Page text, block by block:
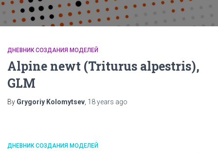
ДНЕВНИК СОЗДАНИЯ МОДЕЛЕЙ
Alpine newt (Triturus alpestris),
GLM
By Grygoriy Kolomytsev 18 years ago
ДНЕВНИК СОЗДАНИЯ МОДЕЛЕЙ